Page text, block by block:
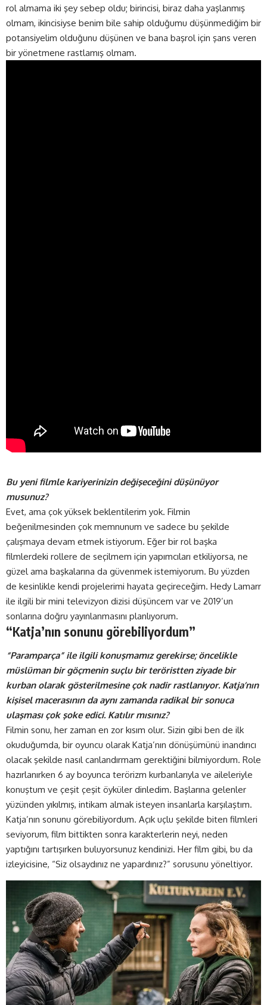
rol almama iki şey sebep oldu; birincisi, biraz daha yaşlanmış
olmam, ikincisiyse benim bile sahip olduğumu düşünmediğim bir
potansiyelim olduğunu düşünen ve bana başrol için şans veren
bir yönetmene rastlamış olmam.
Bu yeni filmle kariyerinizin değişeceğini düşünüyor
musunuz?
Evet, ama çok yüksek beklentilerim yok. Filmin
beğenilmesinden çok memnunum ve sadece bu şekilde
çalışmaya devam etmek istiyorum. Eğer bir rol başka
filmlerdeki rollere de seçilmem için yapımcıları etkiliyorsa, ne
güzel ama başkalarına da güvenmek istemiyorum. Bu yüzden
de kesinlikle kendi projelerimi hayata geçireceğim. Hedy Lamarr
ile ilgili bir mini televizyon dizisi düşüncem var ve 2019’un
sonlarına doğru yayınlanmasını planlıyorum.
“Katja’nın sonunu görebiliyordum”
“Paramparça” ile ilgili konuşmamız gerekirse; öncelikle
müslüman bir göçmenin suçlu bir teröristten ziyade bir
kurban olarak gösterilmesine çok nadir rastlanıyor. Katja’nın
kişisel macerasının da aynı zamanda radikal bir sonuca
ulaşması çok şoke edici. Katılır mısınız?
Filmin sonu, her zaman en zor kısım olur. Sizin gibi ben de ilk
okuduğumda, bir oyuncu olarak Katja’nın dönüşümünü inandırıcı
olacak şekilde nasıl canlandırmam gerektiğini bilmiyordum. Role
hazırlanırken 6 ay boyunca terörizm kurbanlarıyla ve aileleriyle
konuştum ve çeşit çeşit öyküler dinledim. Başlarına gelenler
yüzünden yıkılmış, intikam almak isteyen insanlarla karşılaştım.
Katja’nın sonunu görebiliyordum. Açık uçlu şekilde biten filmleri
seviyorum, film bittikten sonra karakterlerin neyi, neden
yaptığını tartışırken buluyorsunuz kendinizi. Her film gibi, bu da
izleyicisine, “Siz olsaydınız ne yapardınız?” sorusunu yöneltiyor.